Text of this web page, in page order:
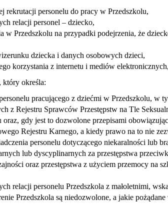
rekrutacji personelu do pracy w Przedszkolu,
relacji personel – dziecko,
w Przedszkolu na przypadki podejrzenia, że
dziecka i danych osobowych dzieci,
korzystania z internetu i mediów elektronicznych,
który określa:
pracującego z dziećmi w Przedszkolu, w
z Rejestru Sprawców Przestępstw na Tle
oraz, gdy jest to dozwolone przepisami
Rejestru Karnego, a kiedy prawo na to nie
personelu dotyczącego niekaralności lub
lub dyscyplinarnych za przestępstwa
oraz przestępstwa z użyciem przemocy na
relacji personelu Przedszkola z małoletnimi,
Przedszkola są niedozwolone, a jakie